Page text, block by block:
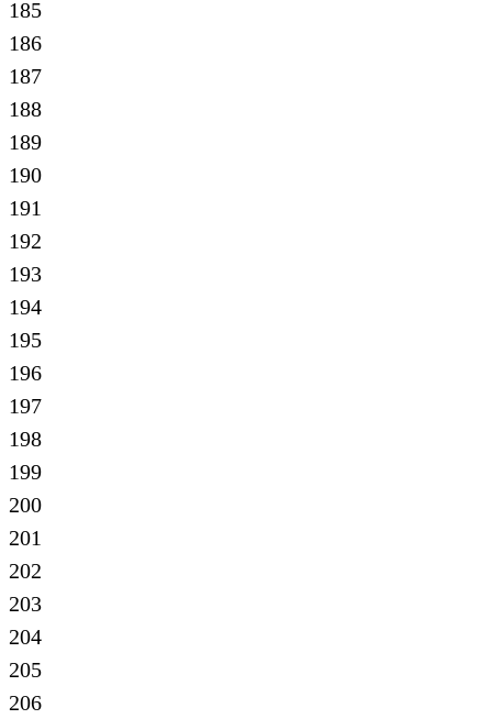
185
186
187
188
189
190
191
192
193
194
195
196
197
198
199
200
201
202
203
204
205
206